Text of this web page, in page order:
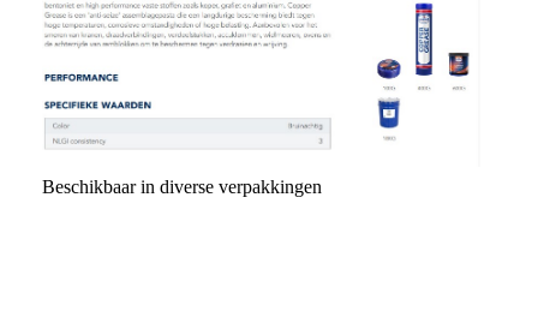
Beschikbaar in diverse verpakkingen